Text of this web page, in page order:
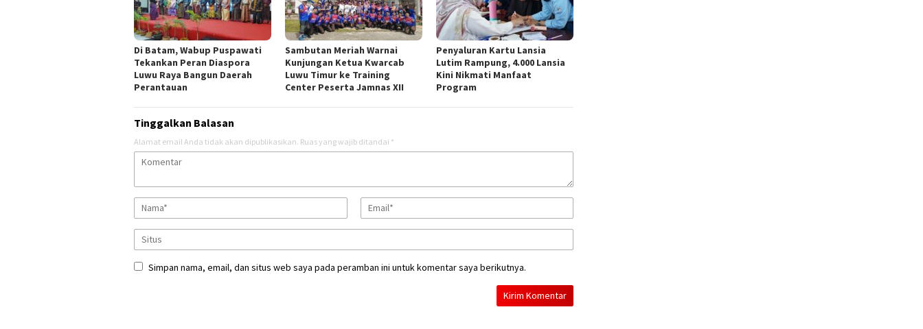
Di Batam, Wabup Puspawati
Tekankan Peran Diaspora
Luwu Raya Bangun Daerah
Perantauan
Sambutan Meriah Warnai
Kunjungan Ketua Kwarcab
Luwu Timur ke Training
Center Peserta Jamnas XII
Penyaluran Kartu Lansia
Lutim Rampung, 4.000 Lansia
Kini Nikmati Manfaat
Program
Tinggalkan Balasan
Alamat email Anda tidak akan dipublikasikan. Ruas yang wajib ditandai *
Simpan nama, email, dan situs web saya pada peramban ini untuk komentar saya berikutnya.